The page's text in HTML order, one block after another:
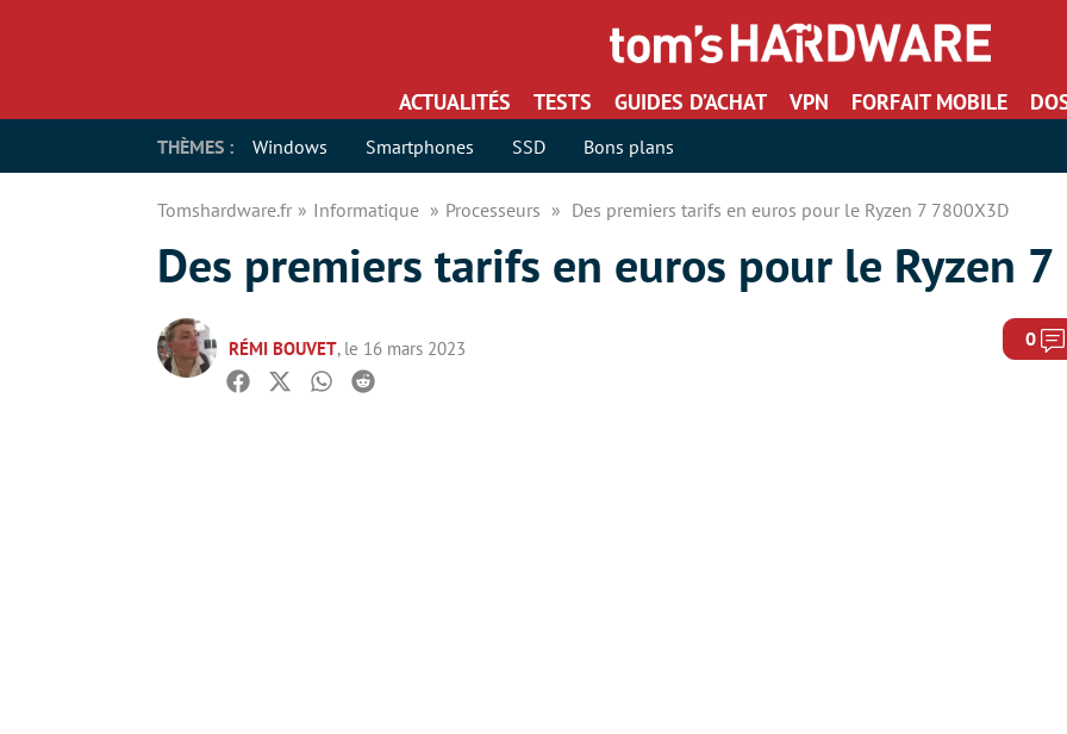
ACTUALITÉS TESTS GUIDES D’ACHAT VPN FORFAIT MOBILE
THÈMES : Windows Smartphones SSD Bons plans
Tomshardware.fr Informatique Processeurs Des premiers tarifs en euros pour le Ryzen 7 7800X3D
Des premiers tarifs en euros pour le Ryzen
RÉMI BOUVET, le 16 mars 2023 0
Facebook
TwitterWhatsapp
Reddit